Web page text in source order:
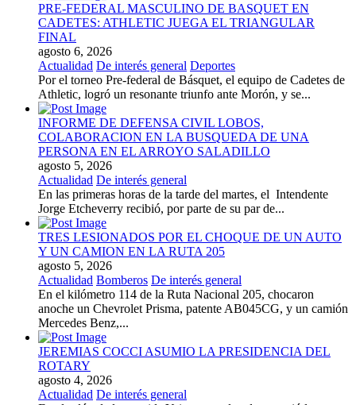
PRE-FEDERAL MASCULINO DE BASQUET EN
CADETES: ATHLETIC JUEGA EL TRIANGULAR
FINAL
agosto 6, 2026
Actualidad De interés general Deportes
Por el torneo Pre-federal de Básquet, el equipo de Cadetes de
Athletic, logró un resonante triunfo ante Morón, y se...
INFORME DE DEFENSA CIVIL LOBOS,
COLABORACION EN LA BUSQUEDA DE UNA
PERSONA EN EL ARROYO SALADILLO
agosto 5, 2026
Actualidad De interés general
En las primeras horas de la tarde del martes, el Intendente
Jorge Etcheverry recibió, por parte de su par de...
TRES LESIONADOS POR EL CHOQUE DE UN AUTO
Y UN CAMION EN LA RUTA 205
agosto 5, 2026
Actualidad Bomberos De interés general
En el kilómetro 114 de la Ruta Nacional 205, chocaron
anoche un Chevrolet Prisma, patente AB045CG, y un camión
Mercedes Benz,...
JEREMIAS COCCI ASUMIO LA PRESIDENCIA DEL
ROTARY
agosto 4, 2026
Actualidad De interés general